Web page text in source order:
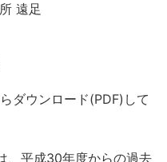
遠足
ダウンロード(PDF)して
、平成30年度からの過去